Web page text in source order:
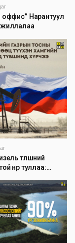
оффис” Нарантуул
түлшний
нүүр туллаа:
аюулын дохио